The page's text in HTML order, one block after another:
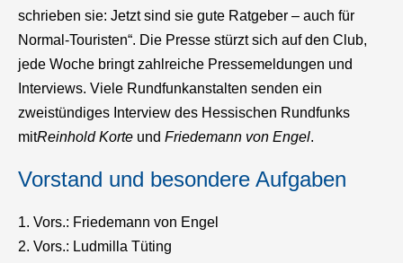
schrieben sie: Jetzt sind sie gute Ratgeber – auch für
Normal-Touristen“. Die Presse stürzt sich auf den Club,
jede Woche bringt zahlreiche Pressemeldungen und
Interviews. Viele Rundfunkanstalten senden ein
zweistündiges Interview des Hessischen Rundfunks
mitReinhold Korte und Friedemann von Engel.
Vorstand und besondere Aufgaben
1. Vors.: Friedemann von Engel
2. Vors.: Ludmilla Tüting